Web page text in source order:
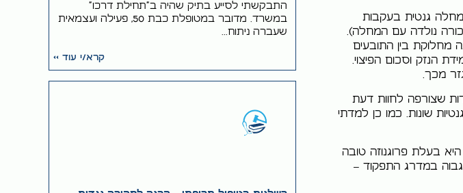
גנטית בעקבות
נולדה עם המחלה).
מחלוקת בין התובעים
הנזק וסכום הפיצוי.
שצורפה לחוות דעת
שונות. כמו כן למדתי
בעלת פרוגנוזה טובה
גבוה במדרג התפקוד –
התבקשתי לסייע בתיק שהיה ב"תחילת דרכו"
במשרד. מדובר במטופלת כבת 50, פעילה ועצמאית
שעברה ניתוח...
קרא/י עוד >>